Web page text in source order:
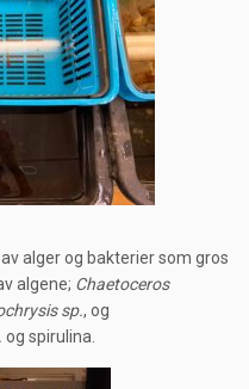
alger og bakterier som gros
algene; Chaetoceros
sp., og
og spirulina.